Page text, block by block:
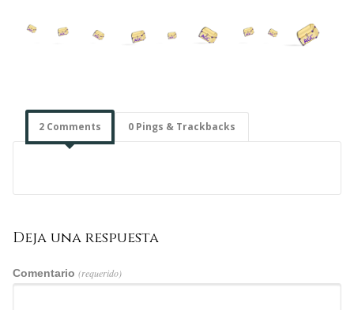
2 Comments 0 Pings & Trackbacks
Deja una respuesta
Comentario (requerido)